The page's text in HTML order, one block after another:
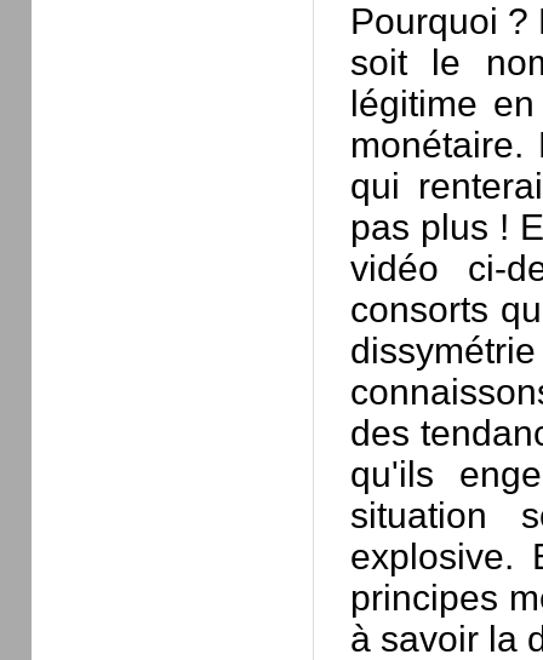
Pourquoi ?
soit le
légitime
qui
pas plus !
vidéo ci-
consorts
des
qu'ils
situation
explosive.
principes
à savoir la